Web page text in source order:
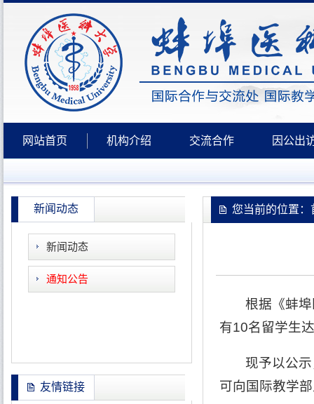
网站首页 机构介绍 交流合作 因公出
新闻动态
新闻动态
通知公告
友情链接
您当前的位置：
根据《蚌
有10名留学生
现予以公
可向国际教学